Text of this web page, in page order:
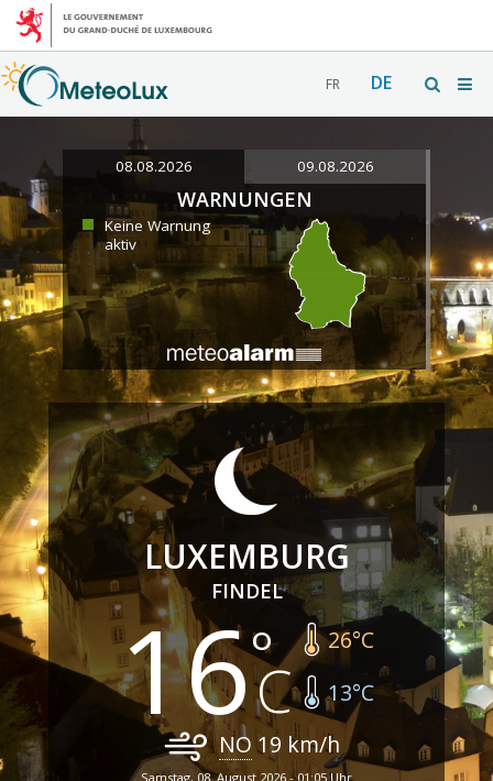
FR DE
08.08.2026 09.08.2026
WARNUNGEN
Keine Warnung
aktiv
LUXEMBURG
FINDEL
16 26°C
13°C
NO 19 km/h
Samstag, 08. August 2026 - 01:05 Uhr